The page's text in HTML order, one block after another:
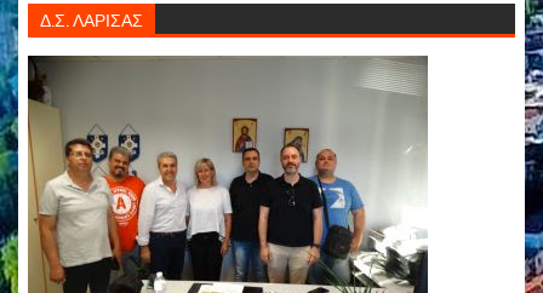
Δ.Σ. ΛΑΡΙΣΑΣ